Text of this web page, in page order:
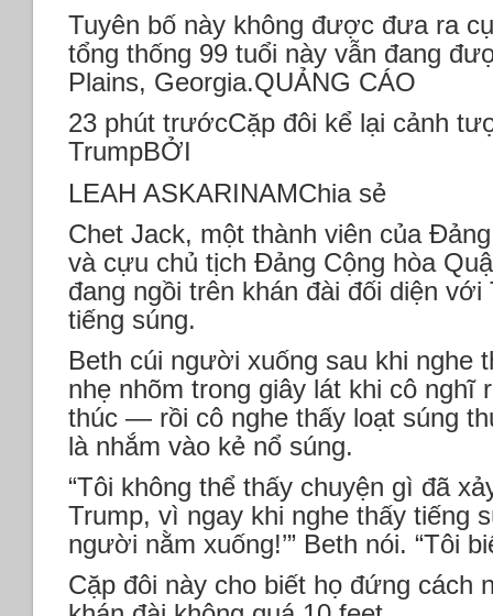
Tuyên bố này không được đưa ra
tổng thống 99 tuổi này vẫn đang
Plains, Georgia.QUẢNG CÁO
23 phút trướcCặp đôi kể lại cảnh
TrumpBỞI
LEAH ASKARINAMChia sẻ
Chet Jack, một thành viên của
và cựu chủ tịch Đảng Cộng hòa
đang ngồi trên khán đài đối diện
tiếng súng.
Beth cúi người xuống sau khi nghe
nhẹ nhõm trong giây lát khi cô nghĩ
thúc — rồi cô nghe thấy loạt súng
là nhắm vào kẻ nổ súng.
“Tôi không thể thấy chuyện gì đã
Trump, vì ngay khi nghe thấy tiếng
người nằm xuống!’” Beth nói. “Tôi
Cặp đôi này cho biết họ đứng cách